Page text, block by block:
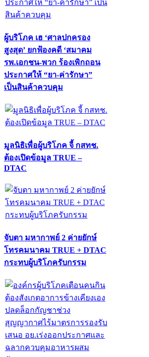
ผู้บริโภค เฮ ‘ศาลปกครอง
สูงสุด’ ยกฟ้องคดี ‘สมาคม
รพ.เอกชน-พวก ร้องเพิกถอน
ประกาศให้ “ยา-ค่ารักษา”
เป็นสินค้าควบคุม
มูลนิธิเพื่อผู้บริโภค จี้ กสทช.
ต้องเปิดข้อมูล TRUE –
DTAC
จับตา มหากาพย์ 2 ค่ายยักษ์
โทรคมนาคม TRUE + DTAC
กระทบผู้บริโภครับกรรม